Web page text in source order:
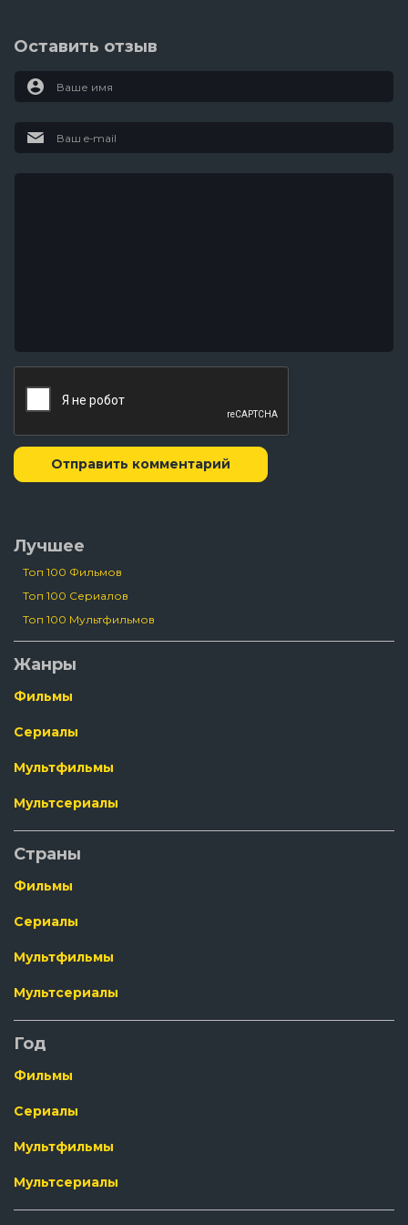
2 серия
Оставить отзыв
Отправить комментарий
Лучшее
Топ 100 Фильмов
Топ 100 Сериалов
Топ 100 Мультфильмов
Жанры
Фильмы
Сериалы
Мультфильмы
Мультсериалы
Страны
Фильмы
Сериалы
Мультфильмы
Мультсериалы
Год
Фильмы
Сериалы
Мультфильмы
Мультсериалы